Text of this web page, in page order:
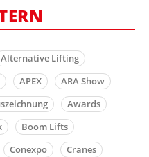
Alternative Lifting
APEX
ARA Show
Awards
Boom Lifts
Conexpo
Cranes